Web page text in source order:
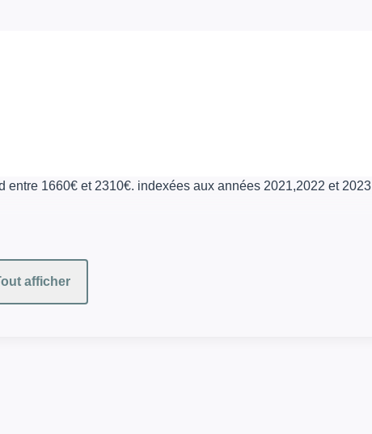
1660€ et 2310€. indexées aux années 2021,2022 et
afficher